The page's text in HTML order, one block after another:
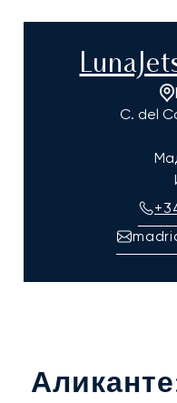
C. del
Аликанте